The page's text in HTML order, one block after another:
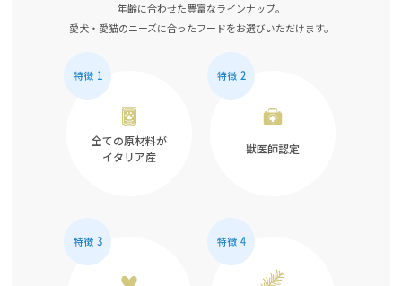
年齢に合わせた豊富なラインナップ。
愛犬・愛猫のニーズに合ったフードをお選びいただけます。
全ての原材料が
イタリア産
獣医師認定